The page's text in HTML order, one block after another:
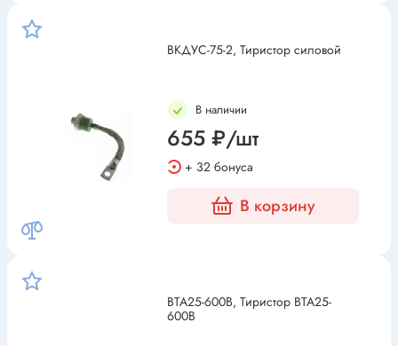
ВКДУС-75-2, Тиристор силовой
В наличии
655 ₽/шт
+ 32 бонуса
В корзину
BTA25-600B, Тиристор BTA25-
600B